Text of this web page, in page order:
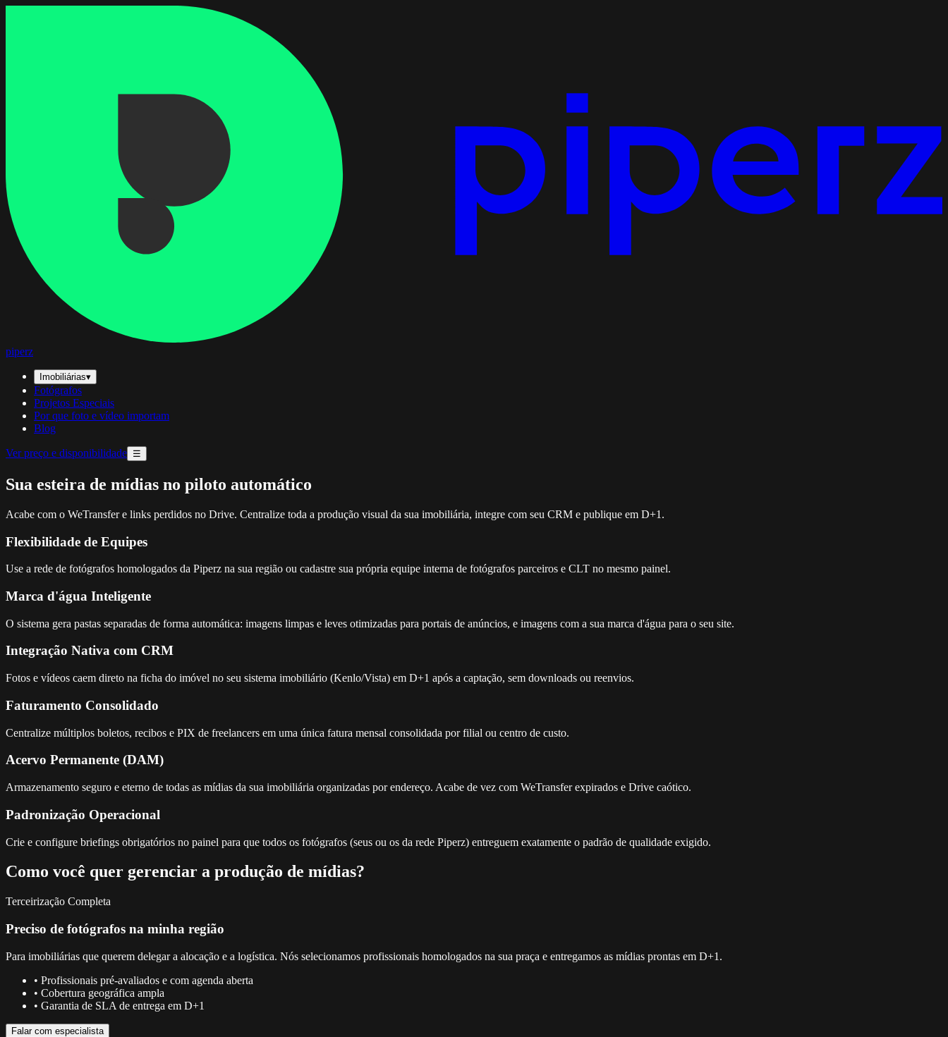
piperz
Imobiliárias▾
Fotógrafos
Projetos Especiais
Por que foto e vídeo importam
Blog
Ver preço e disponibilidade ☰
Sua esteira de mídias no piloto automático
Acabe com o WeTransfer e links perdidos no Drive. Centralize toda a produção visual da sua imobiliária, integre com seu CRM e publique em D+1.
Flexibilidade de Equipes
Use a rede de fotógrafos homologados da Piperz na sua região ou cadastre sua própria equipe interna de fotógrafos parceiros e CLT no mesmo painel.
Marca d'água Inteligente
O sistema gera pastas separadas de forma automática: imagens limpas e leves otimizadas para portais de anúncios, e imagens com a sua marca d'água para o seu site.
Integração Nativa com CRM
Fotos e vídeos caem direto na ficha do imóvel no seu sistema imobiliário (Kenlo/Vista) em D+1 após a captação, sem downloads ou reenvios.
Faturamento Consolidado
Centralize múltiplos boletos, recibos e PIX de freelancers em uma única fatura mensal consolidada por filial ou centro de custo.
Acervo Permanente (DAM)
Armazenamento seguro e eterno de todas as mídias da sua imobiliária organizadas por endereço. Acabe de vez com WeTransfer expirados e Drive caótico.
Padronização Operacional
Crie e configure briefings obrigatórios no painel para que todos os fotógrafos (seus ou os da rede Piperz) entreguem exatamente o padrão de qualidade exigido.
Como você quer gerenciar a produção de mídias?
Terceirização Completa
Preciso de fotógrafos na minha região
Para imobiliárias que querem delegar a alocação e a logística. Nós selecionamos profissionais homologados na sua praça e entregamos as mídias prontas em D+1.
• Profissionais pré-avaliados e com agenda aberta
• Cobertura geográfica ampla
• Garantia de SLA de entrega em D+1
Falar com especialista